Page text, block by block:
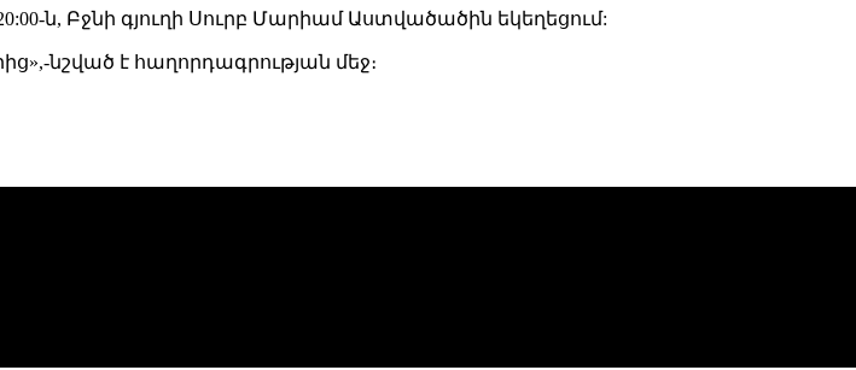
ն, Բջնի գյուղի Սուրբ Մարիամ Աստվածածին եկեղեցում:
նշված է հաղորդագրության մեջ։